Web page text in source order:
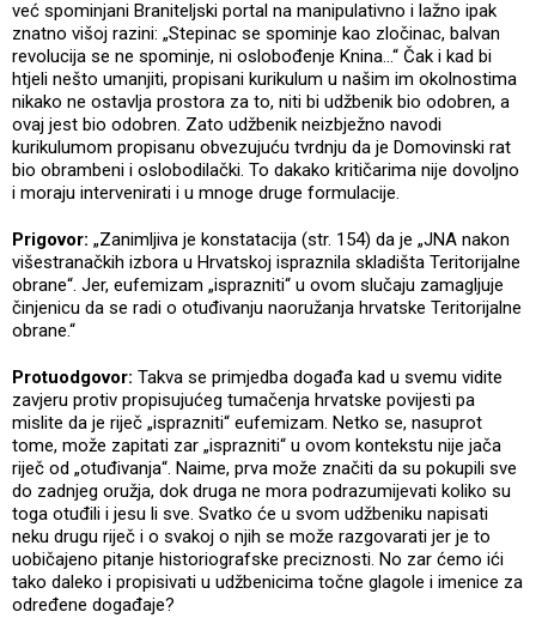
već spominjani Braniteljski portal na manipulativno i lažno ipak
znatno višoj razini: „Stepinac se spominje kao zločinac, balvan
revolucija se ne spominje, ni oslobođenje Knina…“ Čak i kad bi
htjeli nešto umanjiti, propisani kurikulum u našim im okolnostima
nikako ne ostavlja prostora za to, niti bi udžbenik bio odobren, a
ovaj jest bio odobren. Zato udžbenik neizbježno navodi
kurikulumom propisanu obvezujuću tvrdnju da je Domovinski rat
bio obrambeni i oslobodilački. To dakako kritičarima nije dovoljno
i moraju intervenirati i u mnoge druge formulacije.
Prigovor: „Zanimljiva je konstatacija (str. 154) da je „JNA nakon
višestranačkih izbora u Hrvatskoj ispraznila skladišta Teritorijalne
obrane“. Jer, eufemizam „isprazniti“ u ovom slučaju zamagljuje
činjenicu da se radi o otuđivanju naoružanja hrvatske Teritorijalne
obrane.“
Protuodgovor: Takva se primjedba događa kad u svemu vidite
zavjeru protiv propisujućeg tumačenja hrvatske povijesti pa
mislite da je riječ „isprazniti“ eufemizam. Netko se, nasuprot
tome, može zapitati zar „isprazniti“ u ovom kontekstu nije jača
riječ od „otuđivanja“. Naime, prva može značiti da su pokupili sve
do zadnjeg oružja, dok druga ne mora podrazumijevati koliko su
toga otuđili i jesu li sve. Svatko će u svom udžbeniku napisati
neku drugu riječ i o svakoj o njih se može razgovarati jer je to
uobičajeno pitanje historiografske preciznosti. No zar ćemo ići
tako daleko i propisivati u udžbenicima točne glagole i imenice za
određene događaje?